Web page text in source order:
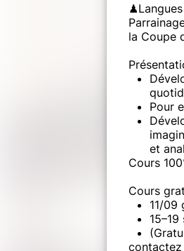
la Coupe
Pour
et
Cours
Cours
11/09
contactez